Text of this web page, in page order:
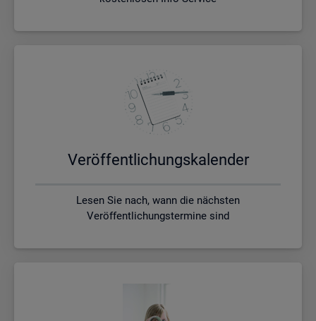
Ver­öf­fent­li­chungs­ka­len­der
Lesen Sie nach, wann die nächsten
Veröffentlichungstermine sind